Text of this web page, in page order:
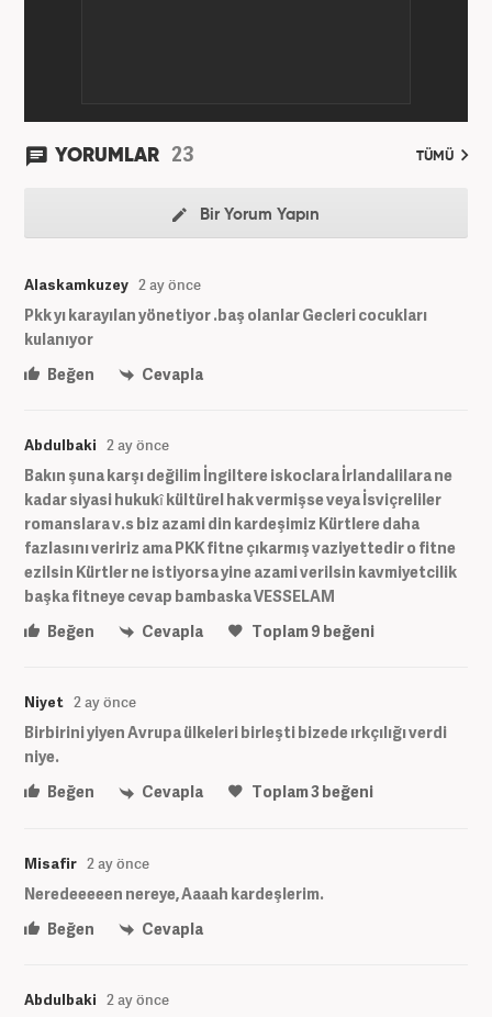
YORUMLAR 23 TÜMÜ
Bir Yorum Yapın
Alaskamkuzey 2 ay önce
Pkk yı karayılan yönetiyor .baş olanlar Gecleri cocukları
kulanıyor
Beğen
Cevapla
Abdulbaki 2 ay önce
Bakın şuna karşı değilim İngiltere iskoclara İrlandalilara ne
kadar siyasi hukukî kültürel hak vermişse veya İsviçreliler
romanslara v.s biz azami din kardeşimiz Kürtlere daha
fazlasını veririz ama PKK fitne çıkarmış vaziyettedir o fitne
ezilsin Kürtler ne istiyorsa yine azami verilsin kavmiyetcilik
başka fitneye cevap bambaska VESSELAM
Beğen
Cevapla Toplam9 beğeni
Niyet 2 ay önce
Birbirini yiyen Avrupa ülkeleri birleşti bizede ırkçılığı verdi
niye.
Beğen
Cevapla Toplam3beğeni
Misafir 2 ay önce
Neredeeeeen nereye, Aaaah kardeşlerim.
Beğen
Cevapla
Abdulbaki 2 ay önce